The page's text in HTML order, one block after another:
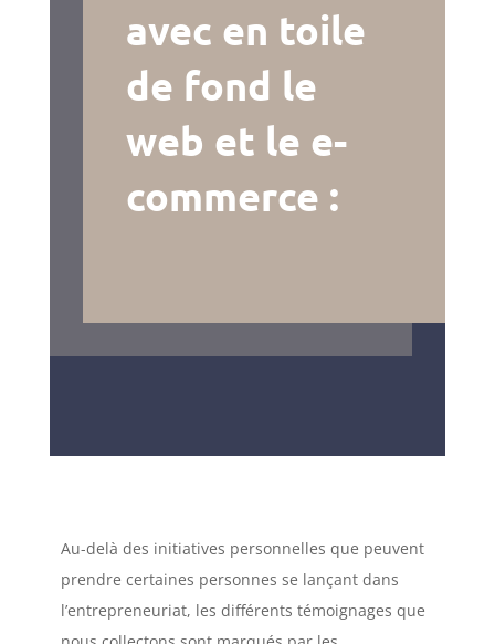
avec en toile
de fond le
web et le e-
commerce :
Au-delà des initiatives personnelles que peuvent
prendre certaines personnes se lançant dans
l’entrepreneuriat, les différents témoignages que